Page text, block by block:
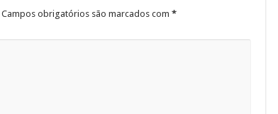
Campos obrigatórios são marcados com *